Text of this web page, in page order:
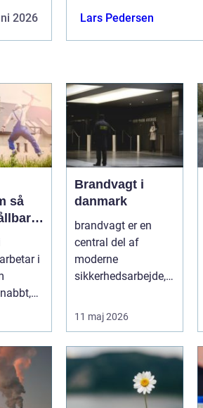
2026 Lars Pedersen
i
Brandvagt i
danmark
brandvagt er en
central del af
moderne
sikkerhedsarbejde,
byggepladser, ved
events og i virk...
11 maj 2026